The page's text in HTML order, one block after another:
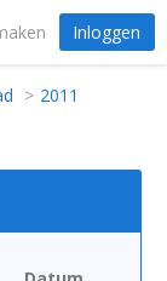
Inloggen
2011